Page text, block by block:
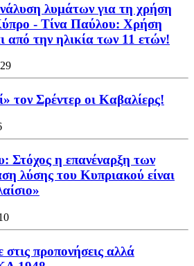
λυμάτων για τη χρήση
- Τίνα Παύλου: Χρήση
από την ηλικία των 11 ετών!
τον Σρέντερ οι Καβαλίερς!
Στόχος η επανέναρξη των
λύσης του Κυπριακού είναι
προπονήσεις αλλά